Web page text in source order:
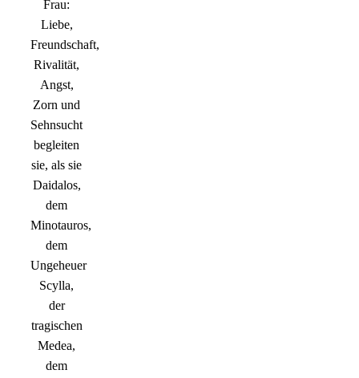
Frau:
Liebe,
Freundschaft,
Rivalität,
Angst,
Zorn und
Sehnsucht
begleiten
sie, als sie
Daidalos,
dem
Minotauros,
dem
Ungeheuer
Scylla,
der
tragischen
Medea,
dem